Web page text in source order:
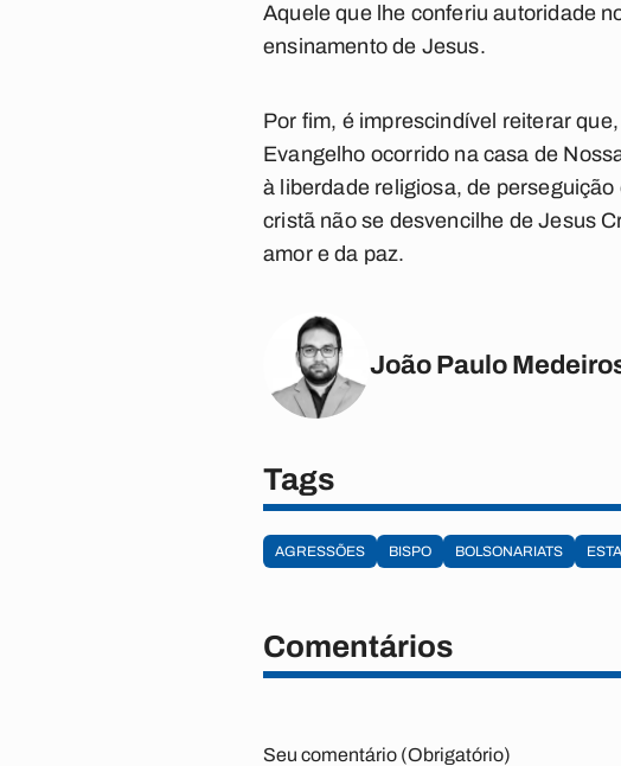
Aquele que lhe conferiu autoridade
ensinamento de Jesus.
Por fim, é imprescindível reiterar
Evangelho ocorrido na casa de
à liberdade religiosa, de
cristã não se desvencilhe de Jesus
amor e da paz.
João Paulo
Tags
AGRESSÕES BISPO BOLSONARIATS
Comentários
Seu comentário (Obrigatório)